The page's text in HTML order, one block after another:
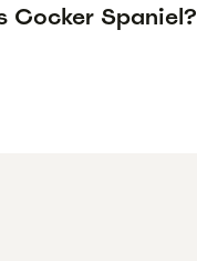
Cocker Spaniel?